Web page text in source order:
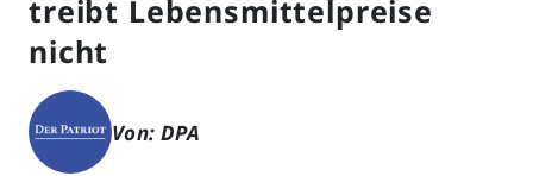
treibt Lebensmittelpreise
nicht
Von: DPA